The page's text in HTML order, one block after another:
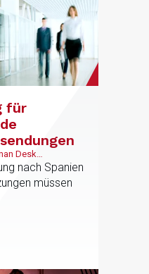
für
Desk
nach Spanien
müssen